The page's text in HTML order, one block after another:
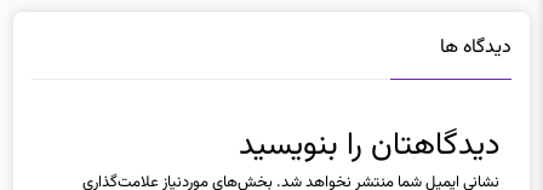
دیدگاه ها
دیدگاهتان را بنویسید
نشانی ایمیل شما منتشر نخواهد شد. بخش‌های موردنیاز علامت‌گذاری